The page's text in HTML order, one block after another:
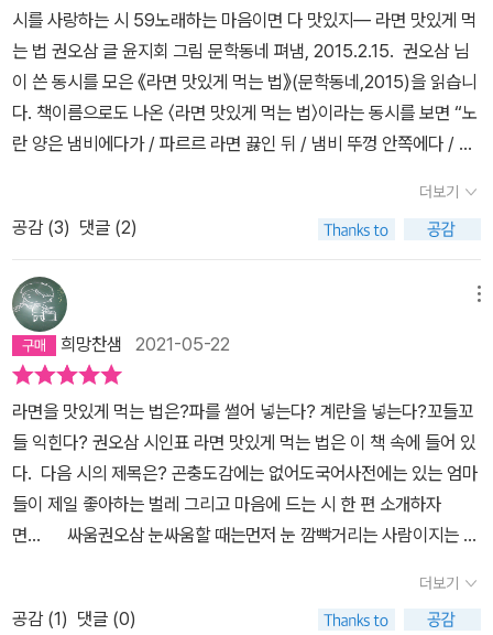
자 봉지」 전문 엄마가 나보고 공부만 하라고 한다면 나도 오늘부터 내
가 좋아하는 쇠고기, 돼지고기만 먹을 거야 햄만 먹을 거야 닭볶음만
먹을 거야 돈가스만 먹을 거야 (중략) 비만 어린이가 되어 세계 어린
이비만대회에 나갈 거야! 거기서 일등 할 거야! 오늘 엄마에게 대든 3
학년 김지은 어린이 ‘용감한 어린이’상을 받을 자격이 있다고 생각해
인 배불뚝이 과자 봉지를 향해 함께 목소리를 높여 분개해 주고, 하고
서 엄마가 그렇게 좋아하는 일등을 해 주겠다고 당차게 선포한 김지
은 어린이에게 용감한 어린이의 ‘자격’을 인정해 준다. 낮잠, 밤잠, 늦
잠, 단잠…… 이 수많은 잠 가운데서 “제일 맛 좋은 잠은 /공부 시간에
선생님 몰래 /깜빡깜빡 조는 도둑잠”(「잠.잠.잠」)이라는 것을 알아주
는 친구라면 손바닥을 마주치며 깔깔 웃고 싶다. 60살 정도 나이 차
는 가뿐히 뛰어넘는 진실한 친구의 ‘자격’이란 바로 이런 것이 아닐까.
감각적인 색채와 귀여운 캐릭터가 주는 행복한 기분 화가 윤지회는
이번 책에서 의인화된 캐릭터를 다양하게 사용하고 세련된 패턴들을
적절히 배치하며 그의 장기를 유감없이 펼쳤다. 그림 속 등장인물들
김을 당하는 양파도, 제비꽃 앞에 앉은 고양이도, 귀지를 산처럼 쓸어
놓은 귀이개도, 모기 사냥을 떠나는 아이도 저마다 진지하다. 그 한없
시를 사랑하는 시 59노래하는 마음이면 다 맛있지― 라면 맛있게 먹
는 법 권오삼 글 윤지회 그림 문학동네 펴냄, 2015.2.15. 권오삼 님
이 쓴 동시를 모은 《라면 맛있게 먹는 법》(문학동네,2015)을 읽습니
다. 책이름으로도 나온 〈라면 맛있게 먹는 법〉이라는 동시를 보면 “노
란 양은 냄비에다가 / 파르르 라면 끓인 뒤 / 냄비 뚜껑 안쪽에다 / 건
/ 먹으면 된다” 하는 이야기가 흐릅니다. 예전에는 이렇게 양은 냄비
를 썼다고도 하고, 라면은 양은 냄비에 끓여서 먹어에 제맛이라고 말
하는 사람도 있습니다. 어떤 사람은 라면은 구공탄에 끓여야 제맛이
라고 말하며, 라면봉지에 뜨거운 물을 부어서 먹어야 맛있다고 말하
는 사람도 있습니다. 그러니까, 라면맛은 사람마다 ‘처음 먹어 본
맛’이 맛있다고 마음에 남기 마련입니다. 무엇보다도 배고플 때에 먹
으면 다 맛있습니다. 배고프지 않을 때에는 맛도 잘 못 느끼기 마련이
고, 외롭거나 힘들 때에 혼자 먹는다면 맛이 덜 할 수 있어요. 동무랑
함께 먹으면 더 맛있을 수 있고, 한식구가 오순도순 모여서 이야기꽃
을 피우는 자리에서 먹으면 한결 맛있을 수 있습니다.곤충도감에는
없어도 / 국어사전에는 있는 // 엄마들이 / 제일 좋아하는 벌레 (공부
벌레) 요즈음 어머니라면 ‘공부벌레’를 가장 좋아하거나 반긴다고 할
는지 모르지만, 공부벌레나 책벌레보다는 ‘공부박사’라든지 ‘공부천
재’가 아니라면 좀처럼 쳐다볼 마음을 안 둘 텐데 싶기도 합니다. 이제
더보기
공감 (3) 댓글 (2)
희망찬샘 2021-05-22
라면을 맛있게 먹는 법은?파를 썰어 넣는다? 계란을 넣는다?꼬들꼬
들 익힌다? 권오삼 시인표 라면 맛있게 먹는 법은 이 책 속에 들어 있
다. 다음 시의 제목은? 곤충도감에는 없어도국어사전에는 있는 엄마
들이 제일 좋아하는 벌레 그리고 마음에 드는 시 한 편 소개하자
면... 싸움권오삼 눈싸움할 때는먼저 눈 깜빡거리는 사람이지는 사
더보기
공감 (1) 댓글 (0)